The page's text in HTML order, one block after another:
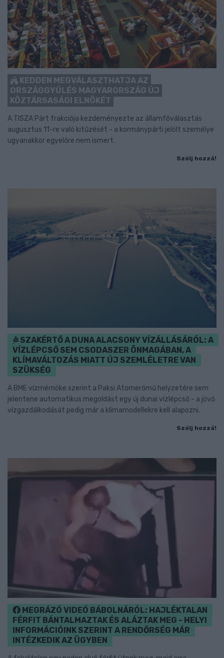
KEDDEN MEGVÁLASZTHATJA AZ
ORSZÁGGYŰLÉS MAGYARORSZÁG ÚJ
KÖZTÁRSASÁGI ELNÖKÉT
A TISZA Párt frakciója kezdeményezte az államfőválasztás
augusztus 11-re való kitűzését - a kormánypárti jelölt személye
ugyanakkor egyelőre nem ismert.
Szólj hozzá!
SZAKÉRTŐ A DUNA ALACSONY VÍZÁLLÁSÁRÓL: A
VÍZLÉPCSŐ SEM CSODASZER ÖNMAGÁBAN, A
KLÍMAVÁLTOZÁS MIATT ÚJ SZEMLÉLETRE VAN
SZÜKSÉG
A BME vízmérnöke szerint a Paksi Atomerőmű helyzetére sem
jelentene automatikus megoldást egy új dunai vízlépcső - a jövő
vízgazdálkodását pedig már a klímamodellekre kell alapozni.
Szólj hozzá!
MEGRÁZÓ VIDEÓ BÁBOLNÁRÓL: HAJLÉKTALAN
FÉRFIT BÁNTALMAZTAK ÉS ALÁZTAK MEG - HELYI
INFORMÁCIÓINK SZERINT A RENDŐRSÉG MÁR
INTÉZKEDIK AZ ÜGYBEN